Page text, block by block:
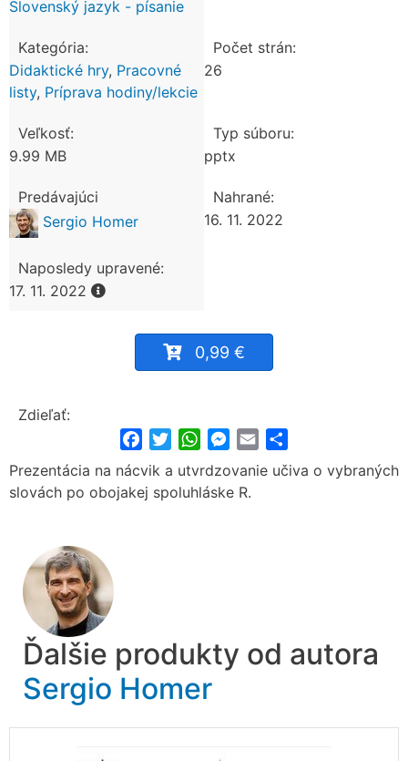
Slovenský jazyk - písanie
Kategória:
Didaktické hry, Pracovné
listy, Príprava hodiny/lekcie
Počet strán:
26
Veľkosť:
9.99 MB
Typ súboru:
pptx
Predávajúci
Sergio Homer
Nahrané:
16. 11. 2022
Naposledy upravené:
17. 11. 2022
0,99 €
Zdieľať:
FacebookTwitterWhatsApp
Messenger
Email
Prezentácia na nácvik a utvrdzovanie učiva o vybraných
slovách po obojakej spoluhláske R.
Ďalšie produkty od autora
Sergio Homer